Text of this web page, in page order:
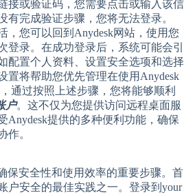
接或验证码，您需要点击或输入该信
有完成验证步骤，您将无法登录。
，您可以回到Anydesk网站，使用您
登录。在成功登录后，系统可能会引
配置个人资料、设置安全选项和选择
置将帮助您优先管理在使用Anydesk
通过按照上述步骤，您将能够顺利
户。这不仅为您提供访问远程桌面服
Anydesk提供的多种便利功能，确保
作。
保安全性和使用效率的重要步骤。首
户安全的最佳实践之一。登录到your